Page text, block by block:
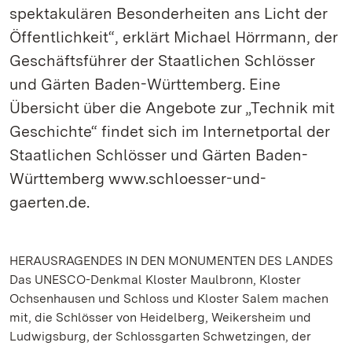
spektakulären Besonderheiten ans Licht der
Öffentlichkeit“, erklärt Michael Hörrmann, der
Geschäftsführer der Staatlichen Schlösser
und Gärten Baden-Württemberg. Eine
Übersicht über die Angebote zur „Technik mit
Geschichte“ findet sich im Internetportal der
Staatlichen Schlösser und Gärten Baden-
Württemberg www.schloesser-und-
gaerten.de.
HERAUSRAGENDES IN DEN MONUMENTEN DES LANDES
Das UNESCO-Denkmal Kloster Maulbronn, Kloster
Ochsenhausen und Schloss und Kloster Salem machen
mit, die Schlösser von Heidelberg, Weikersheim und
Ludwigsburg, der Schlossgarten Schwetzingen, der